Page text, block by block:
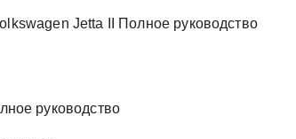
Jetta II Полное руководство
руководство